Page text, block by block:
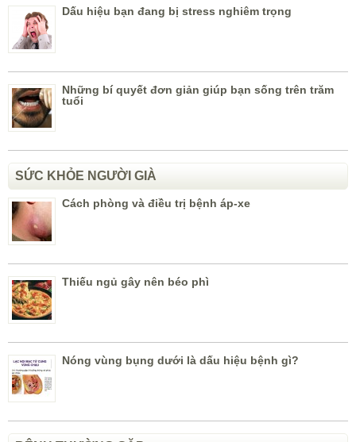
Dấu hiệu bạn đang bị stress nghiêm trọng
Những bí quyết đơn giản giúp bạn sống trên trăm
tuổi
SỨC KHỎE NGƯỜI GIÀ
Cách phòng và điều trị bệnh áp-xe
Thiếu ngủ gây nên béo phì
Nóng vùng bụng dưới là dấu hiệu bệnh gì?